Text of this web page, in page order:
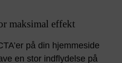
maksimal effekt
på din hjemmeside
en stor indflydelse på